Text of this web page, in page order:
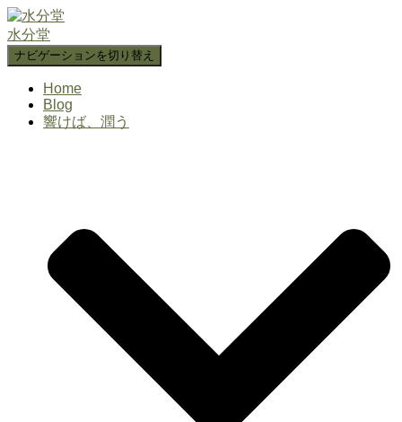
水分堂
ナビゲーションを切り替え
Home
Blog
響けば、潤う